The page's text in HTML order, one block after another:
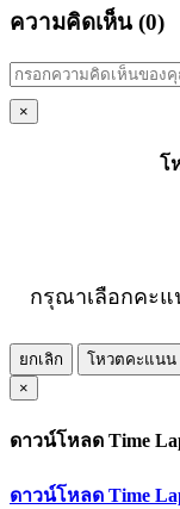
ความคิดเห็น (0)
×
โ
กรุณาเลือกคะ
ยกเลิก
โหวตคะแนน
×
ดาวน์โหลด Time
ดาวน์โหลด Time